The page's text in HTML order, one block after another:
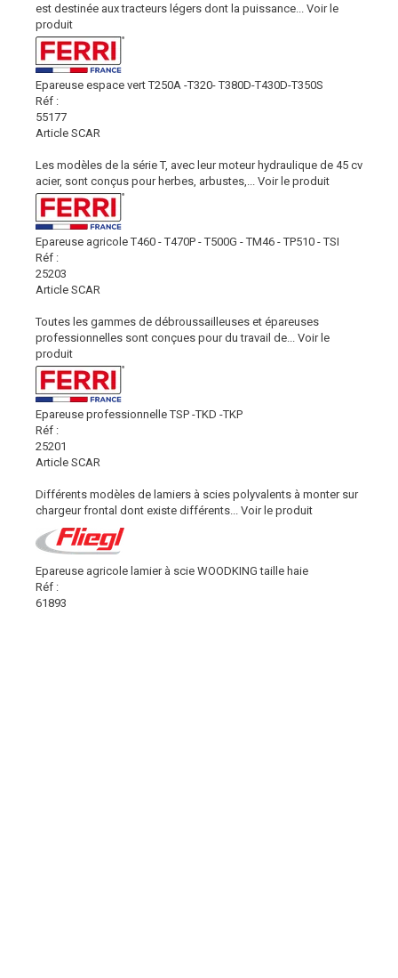
est destinée aux tracteurs légers dont la puissance...
Voir le
produit
Epareuse espace vert T250A -T320- T380D-T430D-T350S
Réf :
55177
Article SCAR
Les modèles de la série T, avec leur moteur hydraulique de 45 cv
acier, sont conçus pour herbes, arbustes,...
Voir le produit
Epareuse agricole T460 - T470P - T500G - TM46 - TP510 - TSI
Réf :
25203
Article SCAR
Toutes les gammes de débroussailleuses et épareuses
professionnelles sont conçues pour du travail de...
Voir le
produit
Epareuse professionnelle TSP -TKD -TKP
Réf :
25201
Article SCAR
Différents modèles de lamiers à scies polyvalents à monter sur
chargeur frontal dont existe différents...
Voir le produit
Epareuse agricole lamier à scie WOODKING taille haie
Réf :
61893